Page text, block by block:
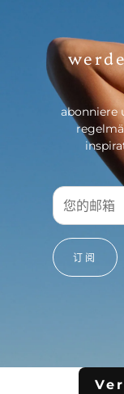
abonniere
订阅